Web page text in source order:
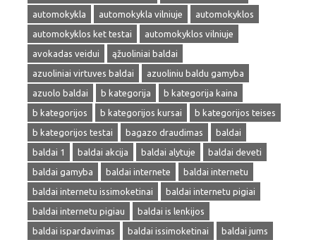
automokykla
automokykla vilniuje
automokyklos
automokyklos ket testai
automokyklos vilniuje
avokadas veidui
ąžuoliniai baldai
azuoliniai virtuves baldai
azuoliniu baldu gamyba
azuolo baldai
b kategorija
b kategorija kaina
b kategorijos
b kategorijos kursai
b kategorijos teises
b kategorijos testai
bagazo draudimas
baldai
baldai 1
baldai akcija baldai alytuje
baldai deveti
baldai gamyba
baldai internete
baldai internetu
baldai internetu issimoketinai
baldai internetu pigiai
baldai internetu pigiau
baldai is lenkijos
baldai ispardavimas
baldai issimoketinai
baldai jums